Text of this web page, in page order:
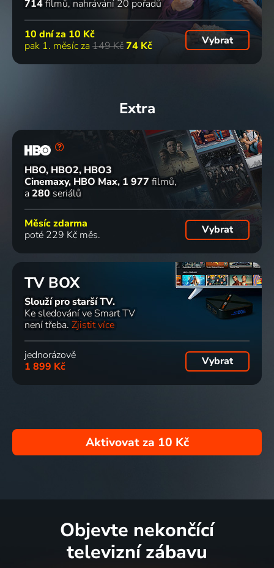
714filmů nahrávání 20 pořadů
10 dní za 10 Kč
pak 1. měsíc za 149 Kč74 Kč Vybrat
Extra
HBO, HBO2, HBO3
Cinemaxy, HBO Max 1 977 filmů
a 280 seriálů
Měsíc zdarma
poté 229 Kč měs.
Vybrat
TV BOX
Slouží pro starší TV.
Ke sledování ve Smart TV
není třeba. Zjistit více
jednorázově
1 899 Kč
Vybrat
Aktivovat za 10 Kč
Objevte nekončící
televizní zábavu